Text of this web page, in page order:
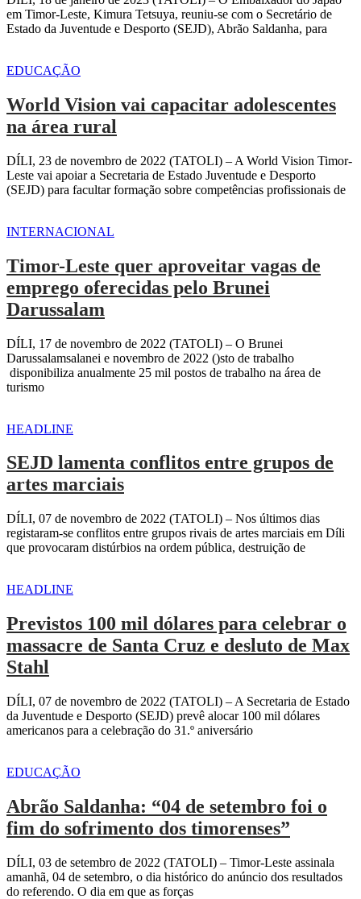
em Timor-Leste, Kimura Tetsuya, reuniu-se com o Secretário de
Estado da Juventude e Desporto (SEJD), Abrão Saldanha, para
EDUCAÇÃO
World Vision vai capacitar adolescentes
na área rural
DÍLI, 23 de novembro de 2022 (TATOLI) – A World Vision Timor-
Leste vai apoiar a Secretaria de Estado Juventude e Desporto
(SEJD) para facultar formação sobre competências profissionais de
INTERNACIONAL
Timor-Leste quer aproveitar vagas de
emprego oferecidas pelo Brunei
Darussalam
DÍLI, 17 de novembro de 2022 (TATOLI) – O Brunei
Darussalamsalanei e novembro de 2022 ()sto de trabalho
disponibiliza anualmente 25 mil postos de trabalho na área de
turismo
HEADLINE
SEJD lamenta conflitos entre grupos de
artes marciais
DÍLI, 07 de novembro de 2022 (TATOLI) – Nos últimos dias
registaram-se conflitos entre grupos rivais de artes marciais em Díli
que provocaram distúrbios na ordem pública, destruição de
HEADLINE
Previstos 100 mil dólares para celebrar o
massacre de Santa Cruz e desluto de Max
Stahl
DÍLI, 07 de novembro de 2022 (TATOLI) – A Secretaria de Estado
da Juventude e Desporto (SEJD) prevê alocar 100 mil dólares
americanos para a celebração do 31.º aniversário
EDUCAÇÃO
Abrão Saldanha: “04 de setembro foi o
fim do sofrimento dos timorenses”
DÍLI, 03 de setembro de 2022 (TATOLI) – Timor-Leste assinala
amanhã, 04 de setembro, o dia histórico do anúncio dos resultados
do referendo. O dia em que as forças